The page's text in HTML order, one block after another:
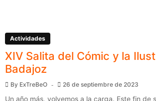
Actividades
XIV Salita del Cómic y la
Badajoz
By ExTreBeO 26 de septiembre de 2023
Un año más, volvemos a la carga. Este fin de